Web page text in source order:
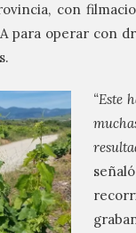
con
para operar con
“Este